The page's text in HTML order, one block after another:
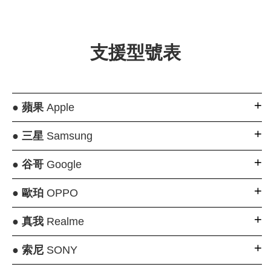
支援型號表
● 蘋果Apple
● 三星Samsung
● 谷哥Google
● 歐珀OPPO
● 真我Realme
● 索尼SONY